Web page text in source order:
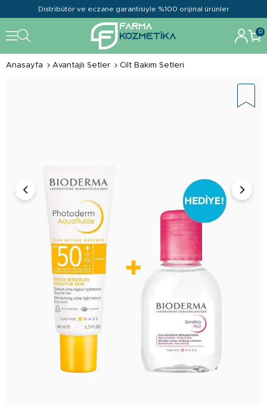
Distribütör ve eczane garantisiyle %100 orijinal ürünler
0
Anasayfa Avantajlı Setler Cilt Bakım Setleri